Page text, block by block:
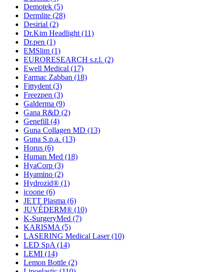
Demotek (5)
Dermlite (28)
Desirial (2)
Dr.Kim Headlight (11)
Dr.pen (1)
EMSlim (1)
EURORESEARCH s.r.l. (2)
Ewell Medical (17)
Farmac Zabban (18)
Fittydent (3)
Freezpen (3)
Galderma (9)
Gana R&D (2)
Genefill (4)
Guna Collagen MD (13)
Guna S.p.a. (13)
Horus (6)
Human Med (18)
HyaCorp (3)
Hyamino (2)
Hydrozid® (1)
icoone (6)
JETT Plasma (6)
JUVÉDERM® (10)
K-SurgeryMed (7)
KARISMA (5)
LASERING Medical Laser(10)
LED SpA (14)
LEMI (14)
Lemon Bottle (2)